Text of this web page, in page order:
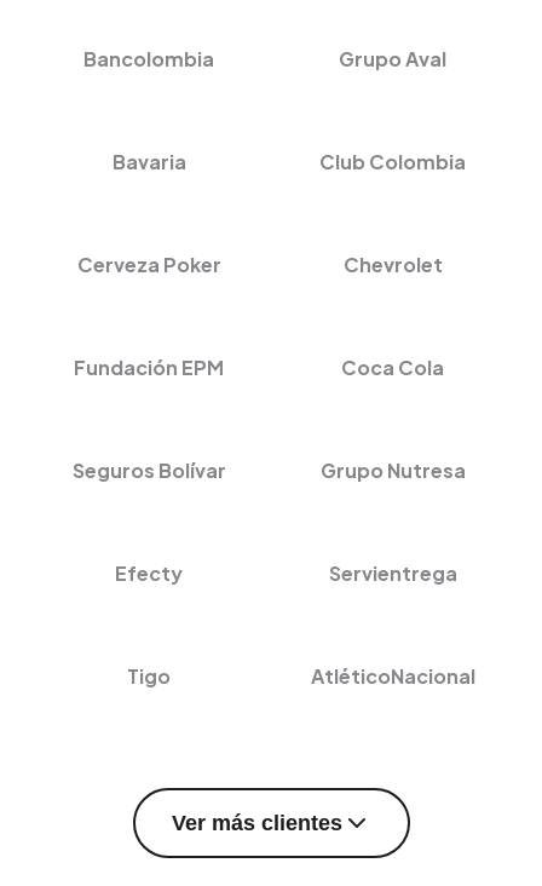
Bancolombia Grupo Aval
Bavaria Club Colombia
Cerveza Poker Chevrolet
Fundación EPM Coca Cola
Seguros Bolívar Grupo Nutresa
Efecty Servientrega
Tigo AtléticoNacional
Ver más clientes